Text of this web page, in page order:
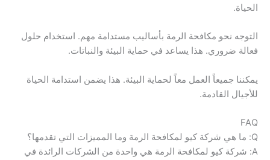
الحياة.
التوجه نحو مكافحة الرمة بأساليب مستدامة مهم. استخدام حلول
فعالة ضروري. هذا يساعد في حماية البيئة والنباتات.
يمكننا جميعاً العمل معاً لحماية البيئة. هذا يضمن استدامة الحياة
للأجيال القادمة.
FAQ
Q: ما هي شركة كيو لمكافحة الرمة وما المميزات التي تقدمها؟
A: شركة كيو لمكافحة الرمة هي واحدة من الشركات الرائدة في